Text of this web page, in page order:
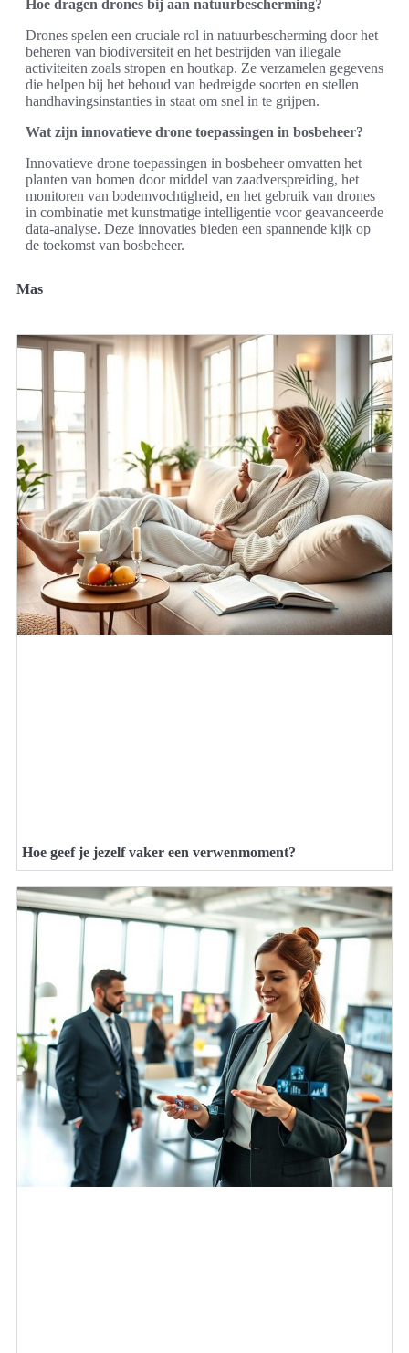
Hoe dragen drones bij aan natuurbescherming?
Drones spelen een cruciale rol in natuurbescherming door het
beheren van biodiversiteit en het bestrijden van illegale
activiteiten zoals stropen en houtkap. Ze verzamelen gegevens
die helpen bij het behoud van bedreigde soorten en stellen
handhavingsinstanties in staat om snel in te grijpen.
Wat zijn innovatieve drone toepassingen in bosbeheer?
Innovatieve drone toepassingen in bosbeheer omvatten het
planten van bomen door middel van zaadverspreiding, het
monitoren van bodemvochtigheid, en het gebruik van drones
in combinatie met kunstmatige intelligentie voor geavanceerde
data-analyse. Deze innovaties bieden een spannende kijk op
de toekomst van bosbeheer.
Mas
Hoe geef je jezelf vaker een verwenmoment?